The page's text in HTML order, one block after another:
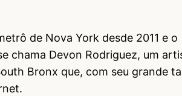
de Nova York desde 2011 e o
chama Devon Rodriguez, um
Bronx que, com seu grande